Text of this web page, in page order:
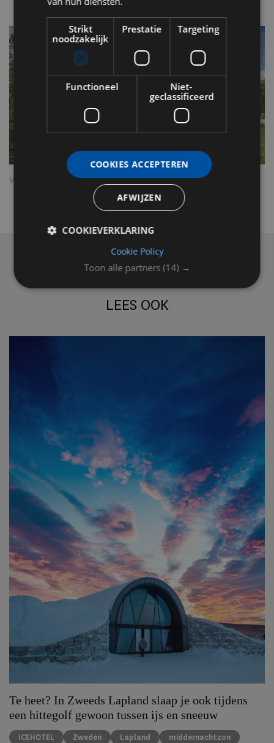
Vooraanzicht Kasteel Engelenburg
LEES OOK
Te heet? In Zweeds Lapland slaap je ook tijdens
een hittegolf gewoon tussen ijs en sneeuw
ICEHOTEL Zweden Lapland
middernachtzon
Toon alle partners (14) →
Strikt
noodzakelijk
Prestatie Targeting
Functioneel
Niet-
geclassificeerd
COOKIES ACCEPTEREN
AFWIJZEN
COOKIEVERKLARING
Cookie Policy